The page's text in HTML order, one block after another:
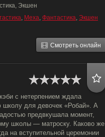
Экшен
, Меха, Фантастика, Экшен
Смотреть онлайн
с нетерпением ждала
школу для девочек «Робай». А
предвкушала момент,
школы — матроску. Каково же
на вступительной церемонии